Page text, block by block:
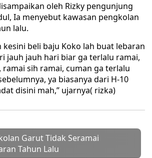
oleh Rizky pengunjung
Ia menyebut kawasan pengkolan
lalu.
kesini beli baju Koko lah buat lebaran
jauh jauh hari biar ga terlalu ramai,
ramai sih ramai, cuman ga terlalu
ya biasanya dari H-10
disini mah,” ujarnya( rizka)
Garut Tidak Seramai
Tahun Lalu